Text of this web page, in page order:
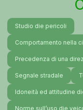
Studio die pericoli
Comportamento nella
Precedenza di una
Segnale stradale
Idoneità ed attitudine
Norme sull’uso die